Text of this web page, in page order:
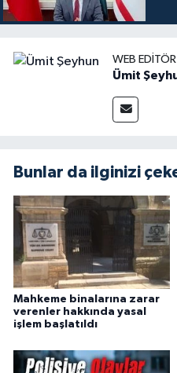
WEB EDITÖR
Ümit
Bunlar da ilginizi
Mahkeme binalarına zarar
verenler hakkında yasal
işlem başlatıldı